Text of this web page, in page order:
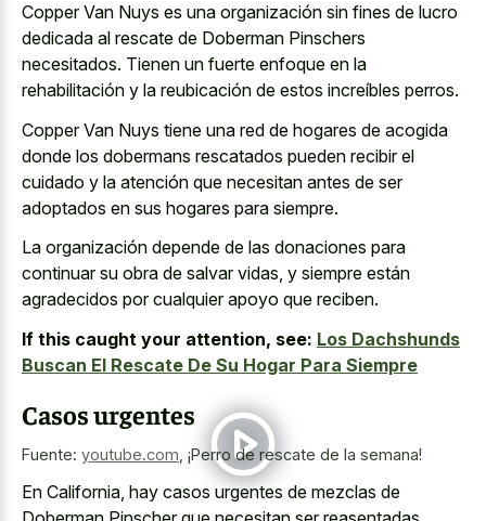
Copper Van Nuys es una organización sin fines de lucro
dedicada al rescate de Doberman Pinschers
necesitados. Tienen un fuerte enfoque en la
rehabilitación y la reubicación de estos increíbles perros.
Copper Van Nuys tiene una red de hogares de acogida
donde los dobermans rescatados pueden recibir el
cuidado y la atención que necesitan antes de ser
adoptados en sus hogares para siempre.
La organización depende de las donaciones para
continuar su obra de salvar vidas, y siempre están
agradecidos por cualquier apoyo que reciben.
If this caught your attention, see: Los Dachshunds
Buscan El Rescate De Su Hogar Para Siempre
Casos urgentes
Fuente: youtube.com ¡Perro de rescate de la semana!
En California, hay casos urgentes de mezclas de